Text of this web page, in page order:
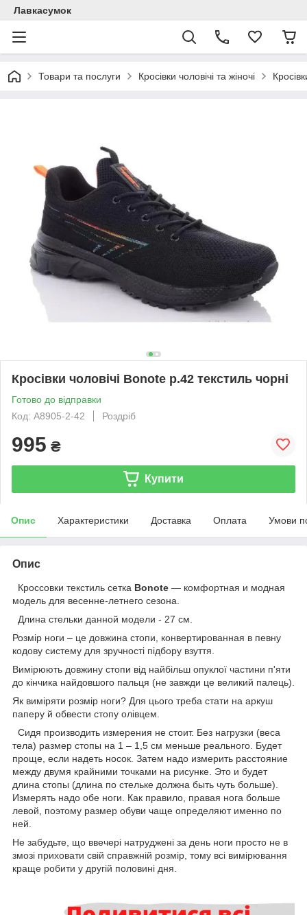
Лавкасумок
Товари та послуги Кросівки чоловічі та жіночі
Кросівки чоловічі Bonote р.42 текстиль чорні
Готово до відправки
Код: A8905-2-42
Роздріб
995 ₴
Купити
Опис Характеристики Доставка Оплата Умови
Опис
Кроссовки текстиль сетка Bonote ― комфортная и модная
модель для весенне-летнего сезона.
Длина стельки данной модели - 27 см.
Розмір ноги – це довжина стопи, конвертированная в певну
кодову систему для зручності підбору взуття.
Вимірюють довжину стопи від найбільш опуклої частини п'яти
до кінчика найдовшого пальця (не завжди це великий палець).
Як виміряти розмір ноги? Для цього треба стати на аркуш
паперу й обвести стопу олівцем.
Сидя производить измерения не стоит. Без нагрузки (веса
тела) размер стопы на 1 – 1,5 см меньше реального. Будет
проще, если надеть носок. Затем надо измерить расстояние
между двумя крайними точками на рисунке. Это и будет
длина стопы (длина по стельке должна быть чуть больше).
Измерять надо обе ноги. Как правило, правая нога больше
левой, поэтому размер обуви чаще определяют именно по
ней.
Не забудьте, що ввечері натруджені за день ноги просто не в
змозі приховати свій справжній розмір, тому всі вимірювання
краще робити у другій половині дня.